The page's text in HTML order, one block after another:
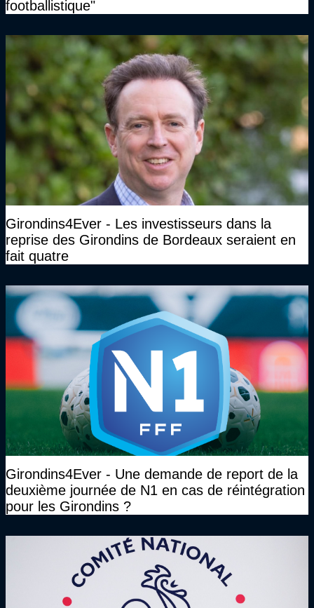
footballistique"
Girondins4Ever - Les investisseurs dans la
reprise des Girondins de Bordeaux seraient en
fait quatre
Girondins4Ever - Une demande de report de la
deuxième journée de N1 en cas de réintégration
pour les Girondins ?